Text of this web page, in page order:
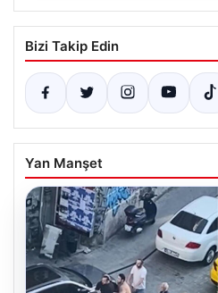
Bizi Takip Edin
Yan Manşet